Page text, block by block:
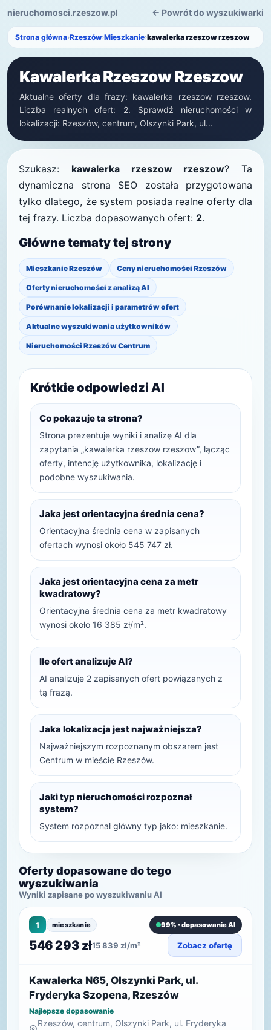
nieruchomosci.rzeszow.pl ← Powrót do wyszukiwarki
Strona główna›Rzeszów›Mieszkanie›kawalerka rzeszow rzeszow
Kawalerka Rzeszow Rzeszow
Aktualne oferty dla frazy: kawalerka rzeszow rzeszow.
Liczba realnych ofert: 2. Sprawdź nieruchomości w
lokalizacji: Rzeszów, centrum, Olszynki Park, ul...
Szukasz: kawalerka rzeszow rzeszow? Ta
dynamiczna strona SEO została przygotowana
tylko dlatego, że system posiada realne oferty dla
tej frazy. Liczba dopasowanych ofert: 2.
Główne tematy tej strony
Mieszkanie Rzeszów Ceny nieruchomości Rzeszów
Oferty nieruchomości z analizą AI
Porównanie lokalizacji i parametrów ofert
Aktualne wyszukiwania użytkowników
Nieruchomości Rzeszów Centrum
Krótkie odpowiedzi AI
Co pokazuje ta strona?
Strona prezentuje wyniki i analizę AI dla
zapytania „kawalerka rzeszow rzeszow”, łącząc
oferty, intencję użytkownika, lokalizację i
podobne wyszukiwania.
Jaka jest orientacyjna średnia cena?
Orientacyjna średnia cena w zapisanych
ofertach wynosi około 545 747 zł.
Jaka jest orientacyjna cena za metr
kwadratowy?
Orientacyjna średnia cena za metr kwadratowy
wynosi około 16 385 zł/m².
Ile ofert analizuje AI?
AI analizuje 2 zapisanych ofert powiązanych z
tą frazą.
Jaka lokalizacja jest najważniejsza?
Najważniejszym rozpoznanym obszarem jest
Centrum w mieście Rzeszów.
Jaki typ nieruchomości rozpoznał
system?
System rozpoznał główny typ jako: mieszkanie.
Oferty dopasowane do tego
wyszukiwania
Wyniki zapisane po wyszukiwaniu AI
1 mieszkanie 99% • dopasowanie AI
546 293 zł15 839 zł/m² Zobacz ofertę
Kawalerka N65, Olszynki Park, ul.
Fryderyka Szopena, Rzeszów
Najlepsze dopasowanie
Rzeszów, centrum, Olszynki Park, ul. Fryderyka